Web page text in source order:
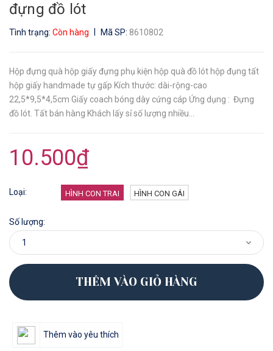
đựng đồ lót
Tình trạng: Còn hàng Mã SP: 8610802
Hộp đựng quà hộp giấy đựng phụ kiện hộp quà đồ lót hộp đụng tất
hộp giấy handmade tự gấp Kích thước: dài-rộng-cao
22,5*9,5*4,5cm Giấy coach bóng dày cứng cáp Ứng dụng : Đựng
đồ lót. Tất bán hàng Khách lấy sỉ số lượng nhiều...
10.500₫
Loại: HÌNH CON TRAI HÌNH CON GÁI
Số lượng:
THÊM VÀO GIỎ HÀNG
Thêm vào yêu thích